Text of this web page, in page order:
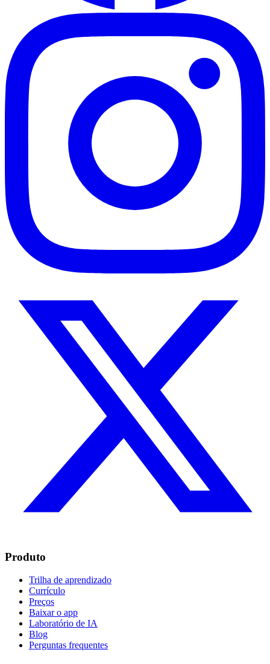
Produto
Trilha de aprendizado
Currículo
Preços
Baixar o app
Laboratório de IA
Blog
Perguntas frequentes